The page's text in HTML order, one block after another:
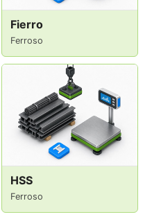
Fierro
Ferroso
HSS
Ferroso